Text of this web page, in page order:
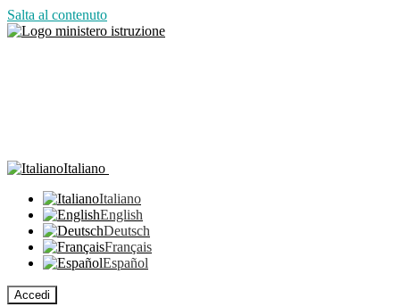
Salta al contenuto
Italiano
Italiano
English
Deutsch
Français
Español
Accedi